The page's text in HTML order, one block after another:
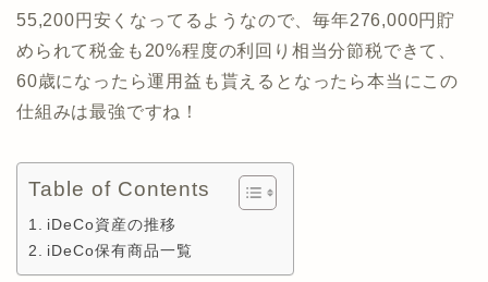
55,200円安くなってるようなので、毎年276,000円貯
められて税金も20%程度の利回り相当分節税できて、
60歳になったら運用益も貰えるとなったら本当にこの
仕組みは最強ですね！
Table of Contents
iDeCo資産の推移
iDeCo保有商品一覧